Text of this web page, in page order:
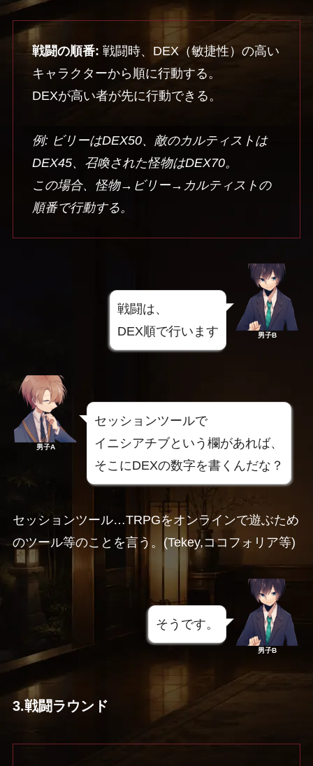
戦闘の順番: 戦闘時、DEX（敏捷性）の高い
キャラクターから順に行動する。
DEXが高い者が先に行動できる。
例: ビリーはDEX50、敵のカルティストは
DEX45、召喚された怪物はDEX70。
この場合、怪物→ビリー→カルティストの
順番で行動する。
戦闘は、
DEX順で行います
男子B
男子A
セッションツールで
イニシアチブという欄があれば、
そこにDEXの数字を書くんだな？
セッションツール…TRPGをオンラインで遊ぶため
のツール等のことを言う。(Tekey,ココフォリア等)
そうです。
男子B
3.戦闘ラウンド